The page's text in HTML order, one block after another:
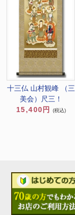
十三仏 山村観峰 （三
美会）尺三！
15,400円
(税込)